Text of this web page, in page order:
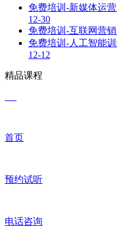
免费培训-新媒体运
12-30
免费培训-互联网营
免费培训-人工智能
12-12
精品课程
首页
预约试听
电话咨询